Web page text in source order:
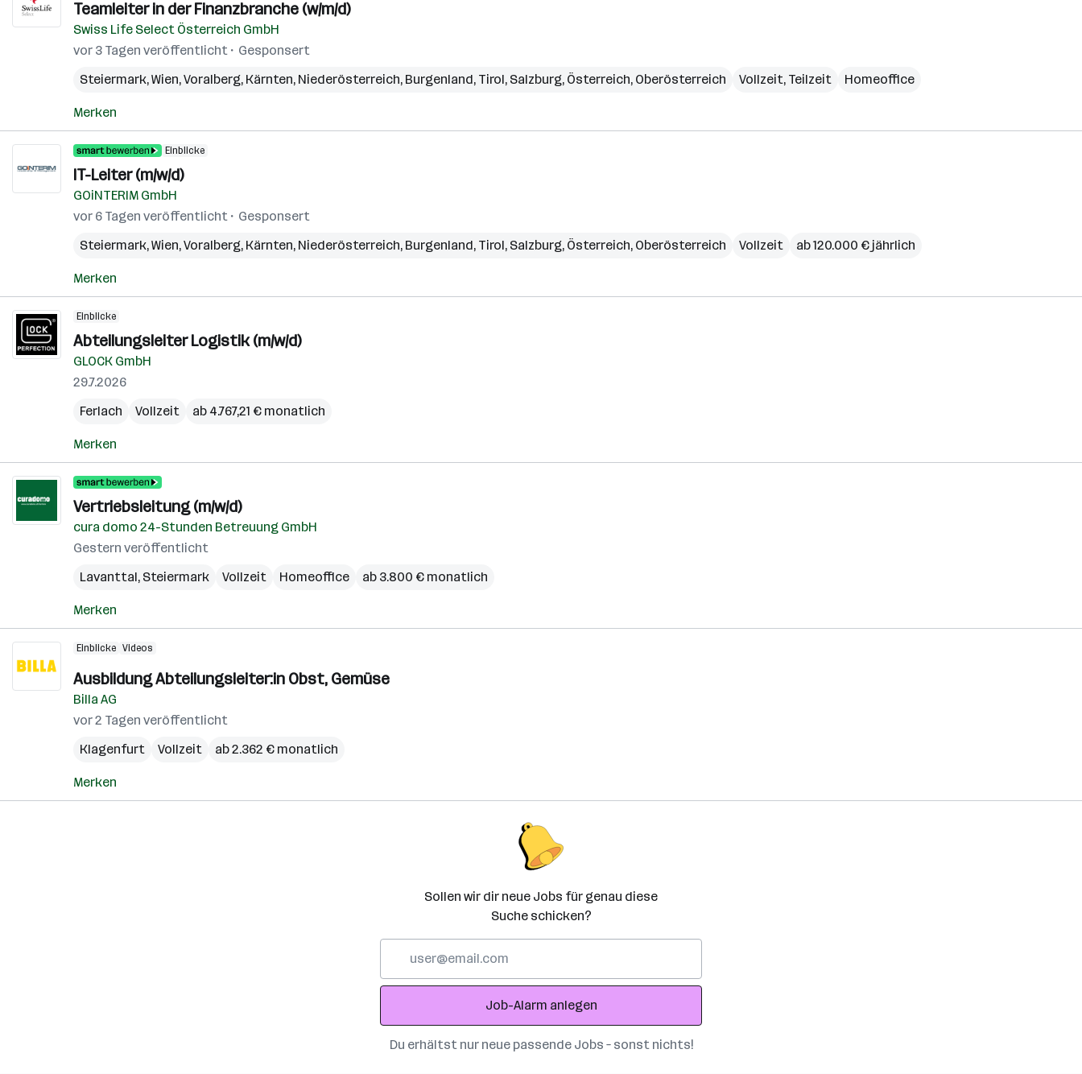
Teamleiter in der Finanzbranche (w/m/d)
Swiss Life Select Österreich GmbH
vor 3 Tagen veröffentlicht
Gesponsert
Steiermark,Wien,Voralberg, Kärnten, Niederösterreich, Burgenland, Tirol, Salzburg, Österreich, Oberösterreich Vollzeit, Teilzeit Homeoffice
Merken
Einblicke
IT-Leiter (m/w/d)
GOiNTERIM GmbH
vor 6 Tagen veröffentlicht
Gesponsert
Steiermark,Wien,Voralberg, Kärnten, Niederösterreich, Burgenland, Tirol, Salzburg, Österreich, Oberösterreich Vollzeit ab 120.000 € jährlich
Merken
Einblicke
Abteilungsleiter Logistik (m/w/d)
GLOCK GmbH
29.7.2026
Ferlach
Vollzeit ab 4.767,21 € monatlich
Merken
Vertriebsleitung (m/w/d)
cura domo 24-Stunden Betreuung GmbH
Gestern veröffentlicht
Lavanttal, Steiermark Vollzeit Homeoffice ab 3.800 € monatlich
Merken
Einblicke Videos
Ausbildung Abteilungsleiter:in Obst, Gemüse
Billa AG
vor 2 Tagen veröffentlicht
Klagenfurt
Vollzeit ab 2.362 € monatlich
Merken
Sollen wir dir neue Jobs für genau diese
Suche schicken?
Adresse
Job-Alarm anlegen
Du erhältst nur neue passende Jobs – sonst nichts!